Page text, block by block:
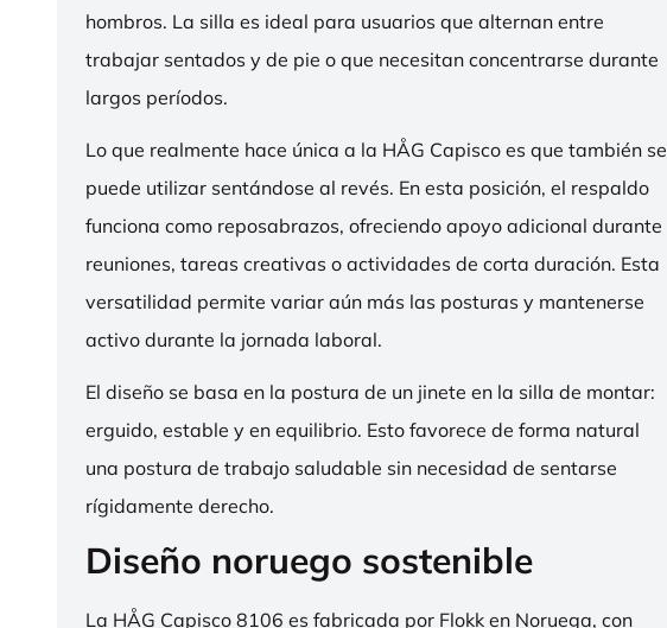
hombros. La silla es ideal para usuarios que alternan entre
trabajar sentados y de pie o que necesitan concentrarse durante
largos períodos.
Lo que realmente hace única a la HÅG Capisco es que también se
puede utilizar sentándose al revés. En esta posición, el respaldo
funciona como reposabrazos, ofreciendo apoyo adicional durante
reuniones, tareas creativas o actividades de corta duración. Esta
versatilidad permite variar aún más las posturas y mantenerse
activo durante la jornada laboral.
El diseño se basa en la postura de un jinete en la silla de montar:
erguido, estable y en equilibrio. Esto favorece de forma natural
una postura de trabajo saludable sin necesidad de sentarse
rígidamente derecho.
Diseño noruego sostenible
La HÅG Capisco 8106 es fabricada por Flokk en Noruega, con